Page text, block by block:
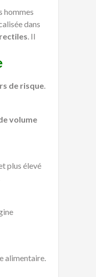
hommes
dans
. Il
de risque.
volume
plus élevé
alimentaire.